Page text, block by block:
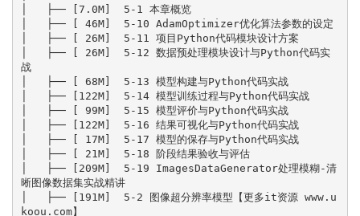
│   ├── [7.0M]  5-1 本章概览
│   ├── [ 46M]  5-10 AdamOptimizer优化算法参数的设定
│   ├── [ 26M]  5-11 项目Python代码模块设计方案
│   ├── [ 26M]  5-12 数据预处理模块设计与Python代码实
战
│   ├── [ 68M]  5-13 模型构建与Python代码实战
│   ├── [122M]  5-14 模型训练过程与Python代码实战
│   ├── [ 99M]  5-15 模型评价与Python代码实战
│   ├── [122M]  5-16 结果可视化与Python代码实战
│   ├── [ 17M]  5-17 模型的保存与Python代码实战
│   ├── [ 21M]  5-18 阶段结果验收与评估
│   ├── [209M]  5-19 ImagesDataGenerator处理模糊-清
晰图像数据集实战精讲
│   ├── [191M]  5-2 图像超分辨率模型【更多it资源 www.u
koou.com】